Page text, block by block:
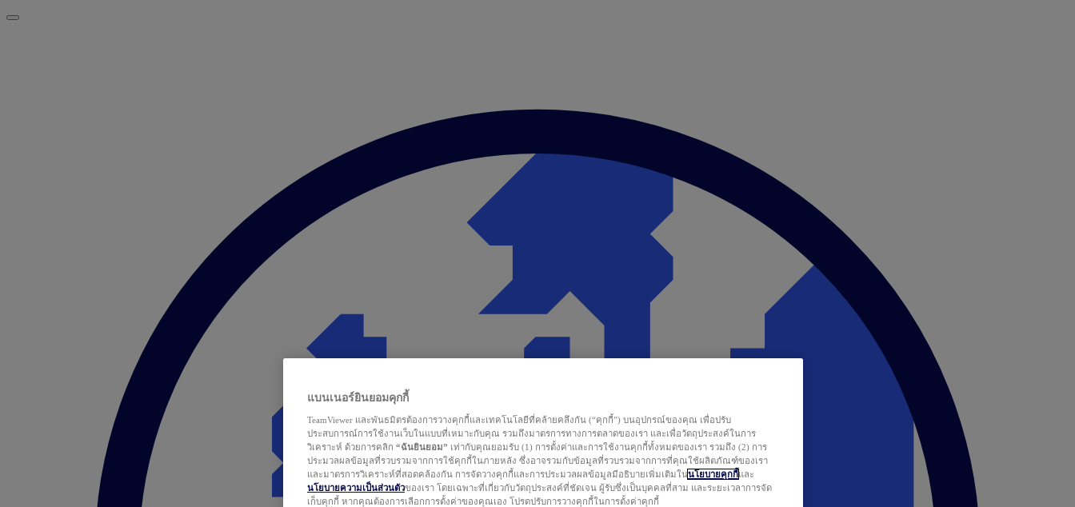
แบนเนอร์ยินยอมคุกกี้
TeamViewer และพันธมิตรต้องการวางคุกกี้และเทคโนโลยีที่คล้ายคลึงกัน (“คุกกี้”) บนอุปกรณ์ของคุณ เพื่อปรับ
ประสบการณ์การใช้งานเว็บในแบบที่เหมาะกับคุณ รวมถึงมาตรการทางการตลาดของเรา และเพื่อวัตถุประสงค์ในการ
วิเคราะห์ ด้วยการคลิก “ฉันยินยอม” เท่ากับคุณยอมรับ (1) การตั้งค่าและการใช้งานคุกกี้ทั้งหมดของเรา รวมถึง (2) การ
ประมวลผลข้อมูลที่รวบรวมจากการใช้คุกกี้ในภายหลัง ซึ่งอาจรวมกับข้อมูลที่รวบรวมจากการที่คุณใช้ผลิตภัณฑ์ของเรา
และมาตรการวิเคราะห์ที่สอดคล้องกัน การจัดวางคุกกี้และการประมวลผลข้อมูลมีอธิบายเพิ่มเติมในนโยบายคุกกี้และ
นโยบายความเป็นส่วนตัวของเรา โดยเฉพาะที่เกี่ยวกับวัตถุประสงค์ที่ชัดเจน ผู้รับซึ่งเป็นบุคคลที่สาม และระยะเวลาการจัด
เก็บคุกกี้ หากคุณต้องการเลือกการตั้งค่าของคุณเอง โปรดปรับการวางคุกกี้ในการตั้งค่าคุกกี้